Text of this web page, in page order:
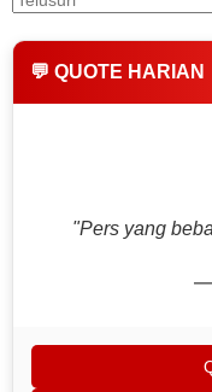
💬 QUOTE HARIAN
"Pers yang
—